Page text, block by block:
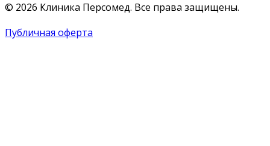
© 2026 Клиника Персомед. Все права защищены.
Публичная оферта